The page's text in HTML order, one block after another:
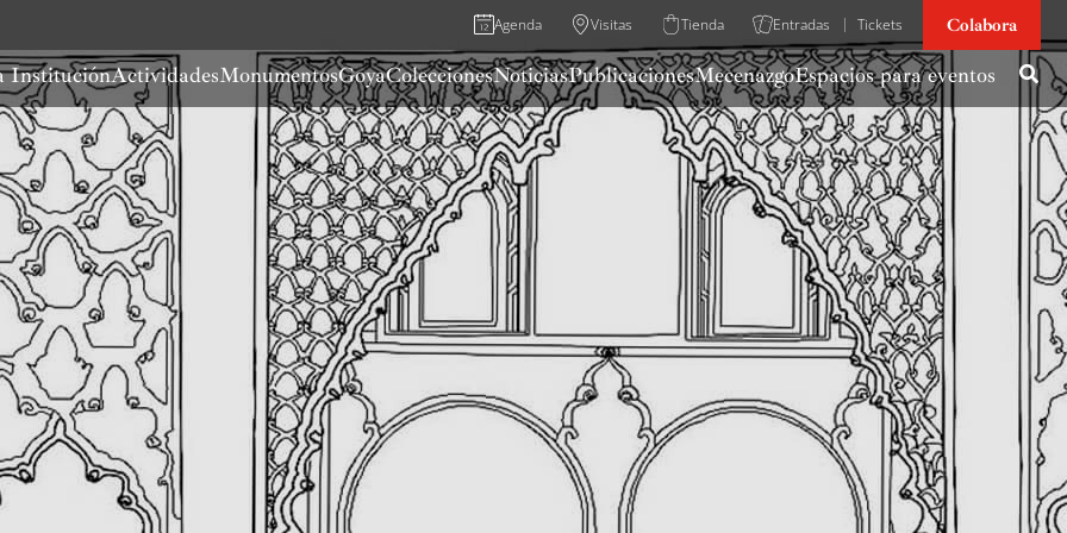
Agenda Visitas Tienda Entradas Tickets Colabora
InstituciónActividadesMonumentosGoyaColeccionesNoticiasPublicacionesMecenazgoEspacios para eventos